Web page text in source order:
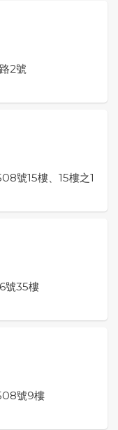
2號
號15樓、15樓之1
號35樓
號9樓